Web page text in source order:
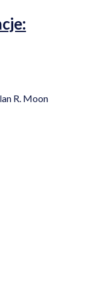
R. Moon